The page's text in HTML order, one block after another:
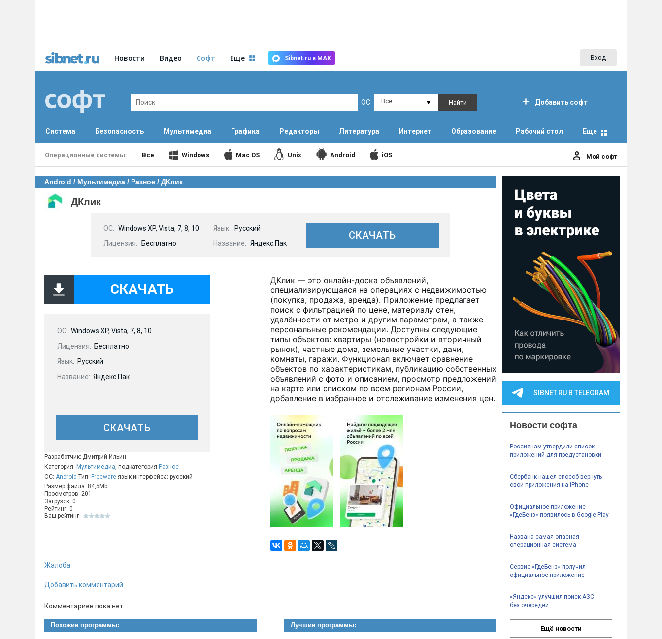
Новости Видео Софт Еще Sibnet.ru в MAX Вход
ОС Все Найти Добавить софт
Система Безопасность Мультимедиа Графика Редакторы Литература Интернет Образование Рабочий стол Еще
Все Windows Mac OS Unix Android iOS Мой софт
Android / Мультимедиа / Разное / ДКлик
ДКлик
СКАЧАТЬ
OC: Windows XP, Vista, 7, 8, 10
Лицензия:
Бесплатно
Язык:
Русский
Название: Яндекс.Пак
ДКлик — это онлайн-доска объявлений,
специализирующаяся на операциях с недвижимостью
(покупка, продажа, аренда). Приложение предлагает
поиск с фильтрацией по цене, материалу стен,
удалённости от метро и другим параметрам, а также
персональные рекомендации. Доступны следующие
типы объектов: квартиры (новостройки и вторичный
рынок), частные дома, земельные участки, дачи,
комнаты, гаражи. Функционал включает сравнение
объектов по характеристикам, публикацию собственных
объявлений с фото и описанием, просмотр предложений
на карте или списком по всем регионам России,
добавление в избранное и отслеживание изменения цен.
СКАЧАТЬ
СКАЧАТЬ
OC: Windows XP, Vista, 7, 8, 10
Лицензия: Бесплатно
Язык: Русский
Название: Яндекс.Пак
Разработчик: Дмитрий Ильин
Категория: Мультимедиа, подкатегория Разное
ОС: Android Тип: Freeware язык интерфейса: русский
Размер файла: 84,5Mb
Просмотров: 201
Загрузок: 0
Рейтинг: 0
Ваш рейтинг:
Жалоба
Добавить комментарий
Комментариев пока нет
Похожие программы: Лучшие программы:
SIBNET.RU В TELEGRAM
Новости софта
Россиянам утвердили список
приложений для предустановки
Сбербанк нашел способ вернуть
свои приложения на iPhone
Официальное приложение
«ГдеБенз» появилось в Google Play
Названа самая опасная
операционная система
Сервис «ГдеБенз» получил
официальное приложение
«Яндекс» улучшил поиск АЗС
без очередей
Ещё новости